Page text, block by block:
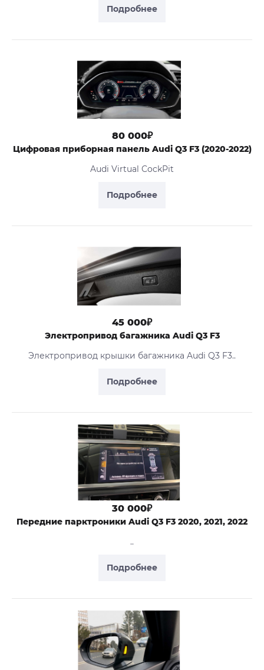
Подробнее
Подробнее
80 000₽
Цифровая приборная панель Audi Q3 F3 (2020-2022)
Audi Virtual CockPit
Подробнее
45 000₽
Электропривод багажника Audi Q3 F3
Электропривод крышки багажника Audi Q3 F3..
Подробнее
30 000₽
Передние парктроники Audi Q3 F3 2020, 2021, 2022
..